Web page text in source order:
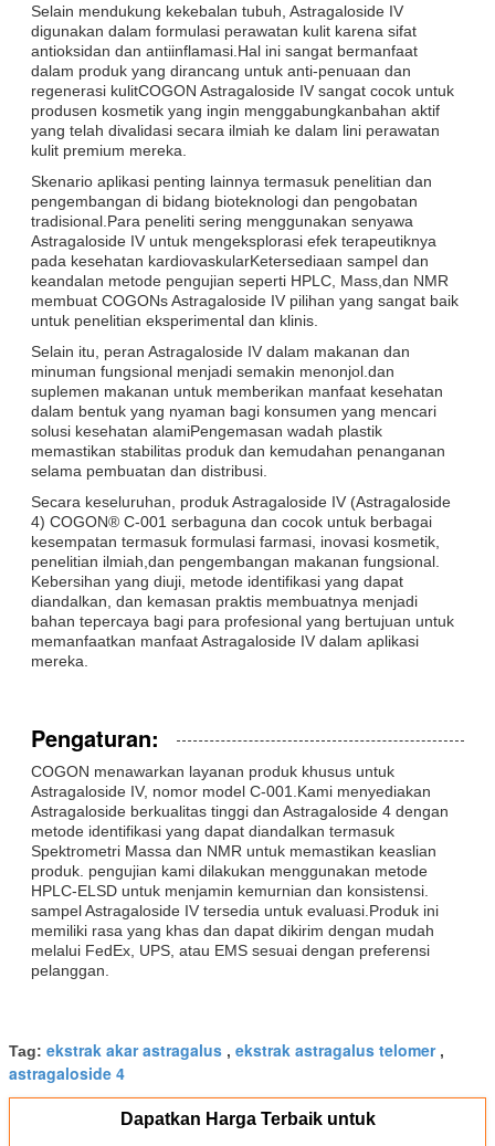
Selain mendukung kekebalan tubuh, Astragaloside IV
digunakan dalam formulasi perawatan kulit karena sifat
antioksidan dan antiinflamasi.Hal ini sangat bermanfaat
dalam produk yang dirancang untuk anti-penuaan dan
regenerasi kulitCOGON Astragaloside IV sangat cocok untuk
produsen kosmetik yang ingin menggabungkanbahan aktif
yang telah divalidasi secara ilmiah ke dalam lini perawatan
kulit premium mereka.
Skenario aplikasi penting lainnya termasuk penelitian dan
pengembangan di bidang bioteknologi dan pengobatan
tradisional.Para peneliti sering menggunakan senyawa
Astragaloside IV untuk mengeksplorasi efek terapeutiknya
pada kesehatan kardiovaskularKetersediaan sampel dan
keandalan metode pengujian seperti HPLC, Mass,dan NMR
membuat COGONs Astragaloside IV pilihan yang sangat baik
untuk penelitian eksperimental dan klinis.
Selain itu, peran Astragaloside IV dalam makanan dan
minuman fungsional menjadi semakin menonjol.dan
suplemen makanan untuk memberikan manfaat kesehatan
dalam bentuk yang nyaman bagi konsumen yang mencari
solusi kesehatan alamiPengemasan wadah plastik
memastikan stabilitas produk dan kemudahan penanganan
selama pembuatan dan distribusi.
Secara keseluruhan, produk Astragaloside IV (Astragaloside
4) COGON® C-001 serbaguna dan cocok untuk berbagai
kesempatan termasuk formulasi farmasi, inovasi kosmetik,
penelitian ilmiah,dan pengembangan makanan fungsional.
Kebersihan yang diuji, metode identifikasi yang dapat
diandalkan, dan kemasan praktis membuatnya menjadi
bahan tepercaya bagi para profesional yang bertujuan untuk
memanfaatkan manfaat Astragaloside IV dalam aplikasi
mereka.
Pengaturan:
COGON menawarkan layanan produk khusus untuk
Astragaloside IV, nomor model C-001.Kami menyediakan
Astragaloside berkualitas tinggi dan Astragaloside 4 dengan
metode identifikasi yang dapat diandalkan termasuk
Spektrometri Massa dan NMR untuk memastikan keaslian
produk. pengujian kami dilakukan menggunakan metode
HPLC-ELSD untuk menjamin kemurnian dan konsistensi.
sampel Astragaloside IV tersedia untuk evaluasi.Produk ini
memiliki rasa yang khas dan dapat dikirim dengan mudah
melalui FedEx, UPS, atau EMS sesuai dengan preferensi
pelanggan.
Tag: ekstrak akar astragalus , ekstrak astragalus telomer,
astragaloside 4
Dapatkan Harga Terbaik untuk